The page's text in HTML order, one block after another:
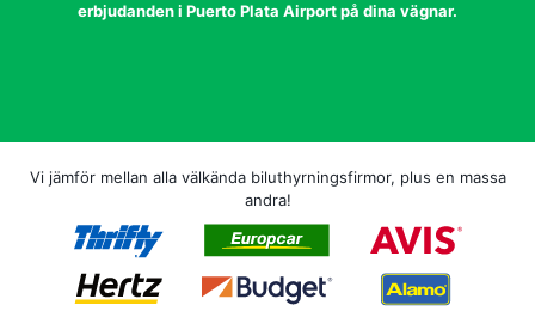
erbjudanden i Puerto Plata Airport på dina vägnar.
Vi jämför mellan alla välkända biluthyrningsfirmor, plus en massa
andra!